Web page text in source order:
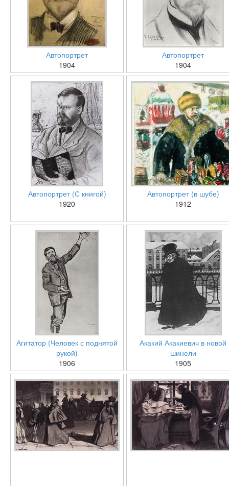
Автопортрет
1904
Автопортрет
1904
Автопортрет (С книгой)
1920
Автопортрет (в шубе)
1912
Агитатор (Человек с поднятой
рукой)
1906
Акакий Акакиевич в новой
шинели
1905